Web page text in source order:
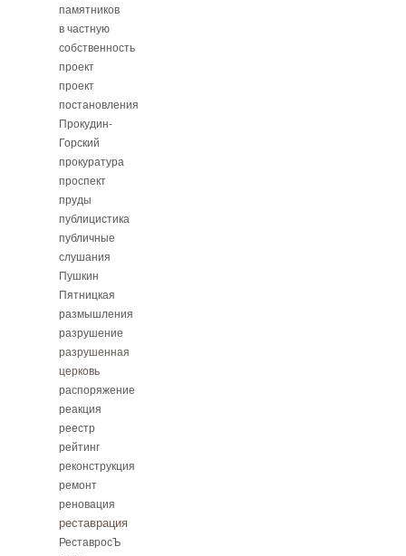
памятников
в частную
собственность
проект
проект
постановления
Прокудин-
Горский
прокуратура
проспект
пруды
публицистика
публичные
слушания
Пушкин
Пятницкая
размышления
разрушение
разрушенная
церковь
распоряжение
реакция
реестр
рейтинг
реконструкция
ремонт
реновация
реставрация
РеставросЪ